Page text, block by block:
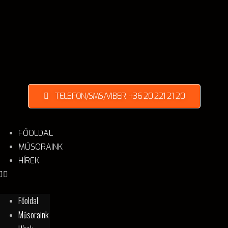
FŐOLDAL
MŰSORAINK
HÍREK
Főoldal
Műsoraink
TELEFON/SMS/VIBER: +36 20 221 21 20